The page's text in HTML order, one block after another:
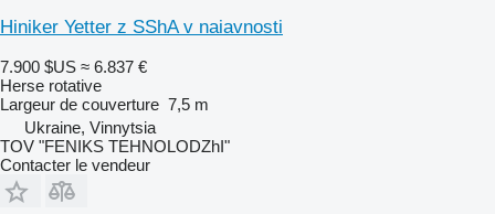
Hiniker Yetter z SShA v naiavnosti
7.900 $US ≈ 6.837 €
Herse rotative
Largeur de couverture 7,5 m
Ukraine, Vinnytsia
TOV "FENIKS TEHNOLODZhI"
Contacter le vendeur